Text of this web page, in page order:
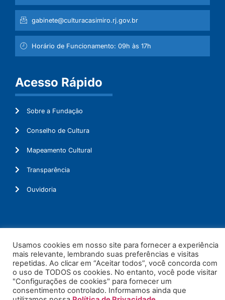
gabinete@culturacasimiro.rj.gov.br
Horário de Funcionamento: 09h às 17h
Acesso Rápido
Sobre a Fundação
Conselho de Cultura
Mapeamento Cultural
Transparência
Ouvidoria
Usamos cookies em nosso site para fornecer a experiência
mais relevante, lembrando suas preferências e visitas
repetidas. Ao clicar em “Aceitar todos”, você concorda com
o uso de TODOS os cookies. No entanto, você pode visitar
"Configurações de cookies" para fornecer um
consentimento controlado. Informamos ainda que